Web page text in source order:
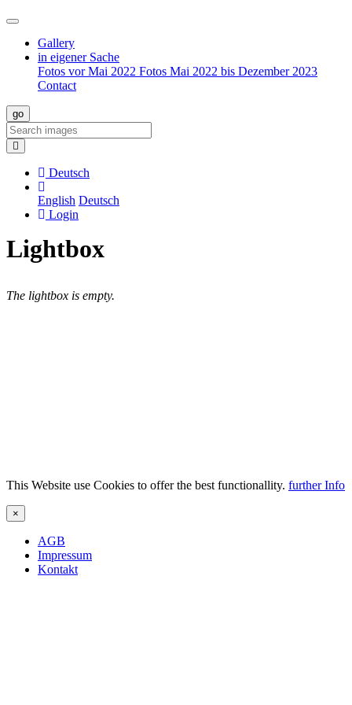
Gallery
in eigener Sache
Fotos vor Mai 2022 Fotos Mai 2022 bis Dezember 2023
Contact
Deutsch
English Deutsch
Login
Lightbox
The lightbox is empty.
This Website use Cookies to offer the best functionallity. further Info
×
AGB
Impressum
Kontakt